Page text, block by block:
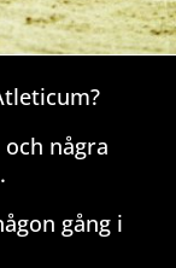
några
gång i